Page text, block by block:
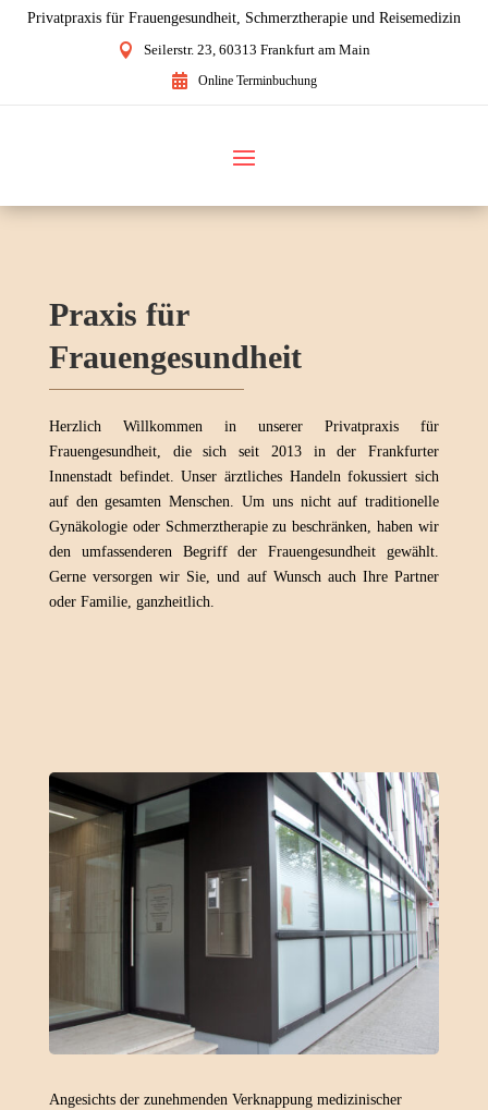
Privatpraxis für Frauengesundheit, Schmerztherapie und Reisemedizin
 Seilerstr. 23, 60313 Frankfurt am Main
 Online Terminbuchung
Praxis für
Frauengesundheit
Herzlich Willkommen in unserer Privatpraxis für
Frauengesundheit, die sich seit 2013 in der Frankfurter
Innenstadt befindet. Unser ärztliches Handeln fokussiert sich
auf den gesamten Menschen. Um uns nicht auf traditionelle
Gynäkologie oder Schmerztherapie zu beschränken, haben wir
den umfassenderen Begriff der Frauengesundheit gewählt.
Gerne versorgen wir Sie, und auf Wunsch auch Ihre Partner
oder Familie, ganzheitlich.
Angesichts der zunehmenden Verknappung medizinischer